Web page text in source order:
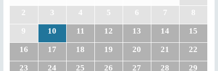
2
3 4 5 6 7
8
9
10 11 12 13 14
15
16
17 18 19 20 21
22
23
24 25 26 27 28
29